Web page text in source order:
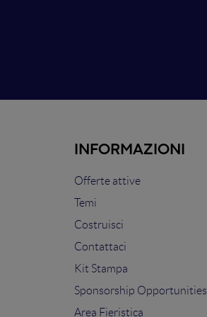
INFORMAZIONI
Offerte attive
Temi
Costruisci
Contattaci
Kit Stampa
Sponsorship Opportunities
Area Fieristica